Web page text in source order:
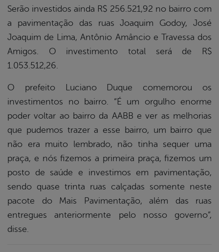
Serão investidos ainda R$ 256.521,92 no bairro com
a pavimentação das ruas Joaquim Godoy, José
Joaquim de Lima, Antônio Amâncio e Travessa dos
Amigos. O investimento total será de R$
1.053.512,26.
O prefeito Luciano Duque comemorou os
investimentos no bairro. “É um orgulho enorme
poder voltar ao bairro da AABB e ver as melhorias
que pudemos trazer a esse bairro, um bairro que
não era muito lembrado, não tinha sequer uma
praça, e nós fizemos a primeira praça, fizemos um
posto de saúde e investimos em pavimentação,
sendo quase trinta ruas calçadas somente neste
pacote do Mais Pavimentação, além das ruas
entregues anteriormente pelo nosso governo”,
disse.